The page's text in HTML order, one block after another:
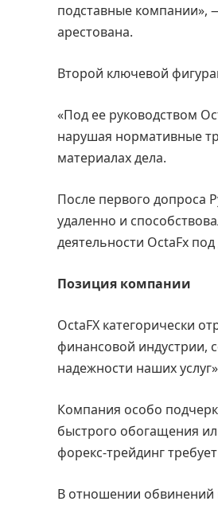
подставные компании»,
арестована.
Второй ключевой
«Под ее руководством
нарушая нормативные
материалах дела.
После первого допроса
удаленно и
деятельности OctaFx
Позиция компании
OctaFX категорически
финансовой индустрии,
надежности наших
Компания особо
быстрого обогащения
форекс-трейдинг
В отношении обвинений